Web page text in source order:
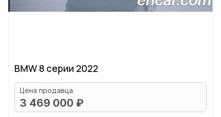
BMW 8 серии 2022
Цена продавца
3 469 000 ₽